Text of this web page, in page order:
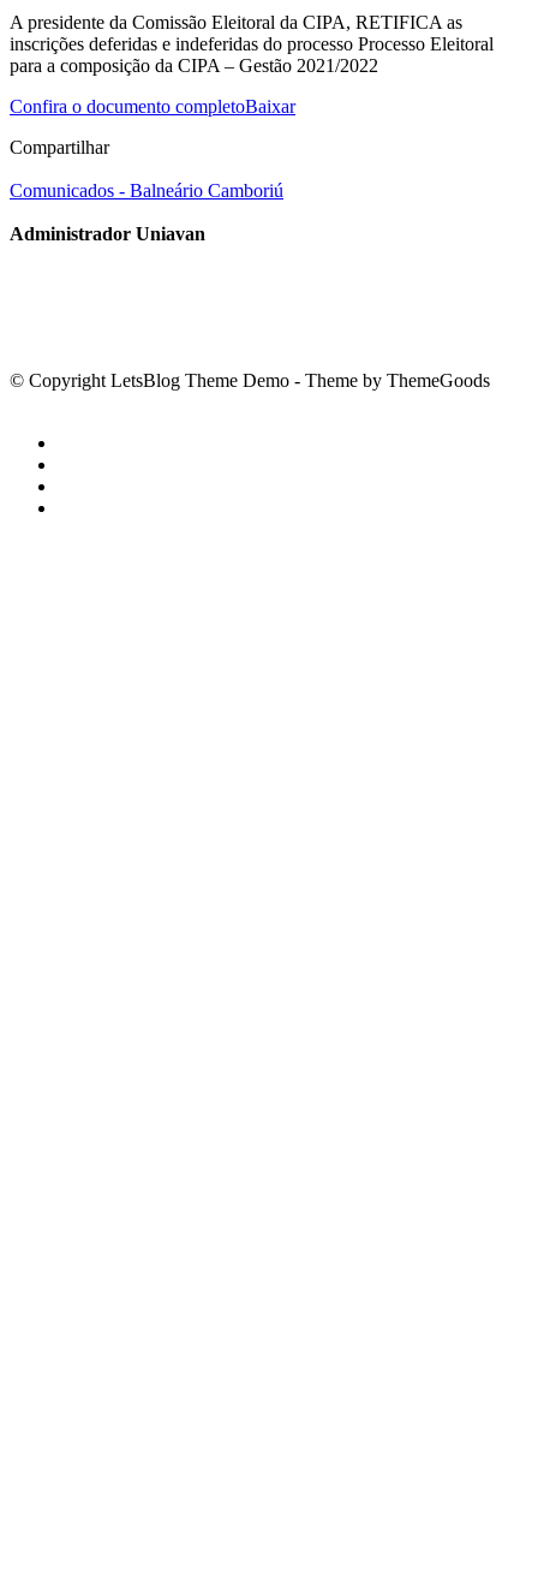
A presidente da Comissão Eleitoral da CIPA, RETIFICA as
inscrições deferidas e indeferidas do processo Processo Eleitoral
para a composição da CIPA – Gestão 2021/2022
Confira o documento completoBaixar
Compartilhar
Comunicados - Balneário Camboriú
Administrador Uniavan
© Copyright LetsBlog Theme Demo - Theme by ThemeGoods